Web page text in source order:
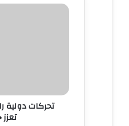
ا
تحركات دولية